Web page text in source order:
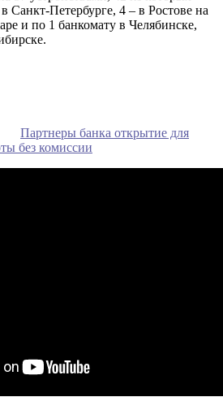
Санкт-Петербурге, 4 – в Ростове на
и по 1 банкомату в Челябинске,
Партнеры банка открытие для
без комиссии